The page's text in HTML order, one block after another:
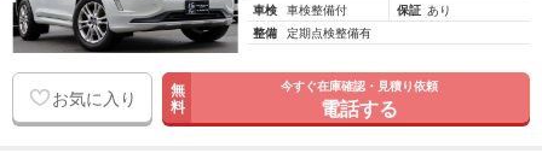
車検 車検整備付 保証 あり
整備 定期点検整備有
お気に入り 無
料
今すぐ在庫確認・見積り依頼
電話する